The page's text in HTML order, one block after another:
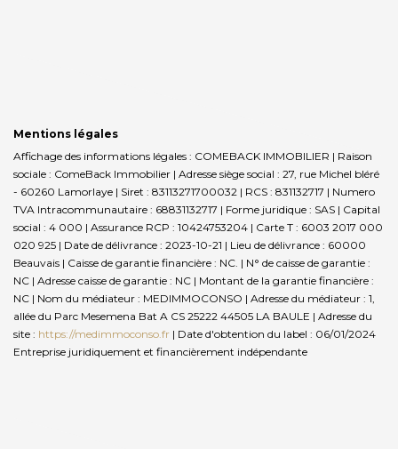
Mentions légales
Affichage des informations légales : COMEBACK IMMOBILIER | Raison
sociale : ComeBack Immobilier | Adresse siège social : 27, rue Michel bléré
- 60260 Lamorlaye | Siret : 83113271700032 | RCS : 831132717 | Numero
TVA Intracommunautaire : 68831132717 | Forme juridique : SAS | Capital
social : 4 000 | Assurance RCP : 10424753204 | Carte T : 6003 2017 000
020 925 | Date de délivrance : 2023-10-21 | Lieu de délivrance : 60000
Beauvais | Caisse de garantie financière : NC. | N° de caisse de garantie :
NC | Adresse caisse de garantie : NC | Montant de la garantie financière :
NC | Nom du médiateur : MEDIMMOCONSO | Adresse du médiateur : 1,
allée du Parc Mesemena Bat A CS 25222 44505 LA BAULE | Adresse du
site : https://medimmoconso.fr | Date d'obtention du label : 06/01/2024
Entreprise juridiquement et financièrement indépendante